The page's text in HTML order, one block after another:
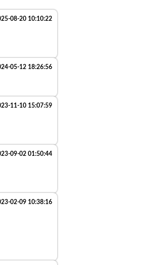
08-20 10:10:22
05-12 18:26:56
11-10 15:07:59
09-02 01:50:44
02-09 10:38:16